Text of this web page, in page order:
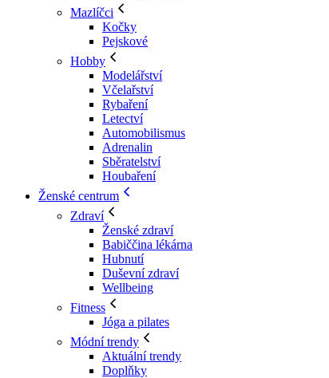
Mazlíčci
Kočky
Pejskové
Hobby
Modelářství
Včelařství
Rybaření
Letectví
Automobilismus
Adrenalin
Sběratelství
Houbaření
Ženské centrum
Zdraví
Ženské zdraví
Babiččina lékárna
Hubnutí
Duševní zdraví
Wellbeing
Fitness
Jóga a pilates
Módní trendy
Aktuální trendy
Doplňky